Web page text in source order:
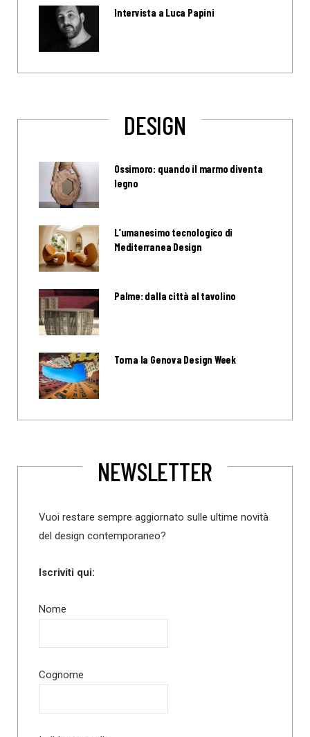
Intervista a Luca Papini
DESIGN
Ossimoro: quando il marmo diventa
legno
L’umanesimo tecnologico di
Mediterranea Design
Palme: dalla città al tavolino
Torna la Genova Design Week
NEWSLETTER
Vuoi restare sempre aggiornato sulle ultime novità
del design contemporaneo?
Iscriviti qui:
Nome
Cognome